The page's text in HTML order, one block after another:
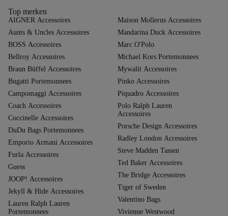
Top merken
AIGNER Accessoires
Aunts & Uncles Accessoires
BOSS Accessoires
Bellroy Accessoires
Braun Büffel Accessoires
Bugatti Portemonnees
Campomaggi Accessoires
Coach Accessoires
Coccinelle Accessoires
DuDu Bags Portemonnees
Emporio Armani Accessoires
Furla Accessoires
Guess
JOOP! Accessoires
Jekyll & Hide Accessoires
Lauren Ralph Lauren
Portemonnees
Maison Mollerus Accessoires
Mandarina Duck Accessoires
Marc O'Polo
Michael Kors Portemonnees
Mywalit Accessoires
Pinko Accessoires
Piquadro Accessoires
Polo Ralph Lauren
Accessoires
Porsche Design Accessoires
Radley London Accessoires
Steve Madden Tassen
Ted Baker Accessoires
The Bridge Accessoires
Tiger of Sweden
Valentino Bags
Vivienne Westwood